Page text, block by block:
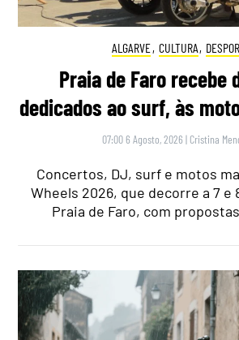
ALGARVE, CULTURA,
Praia de Faro recebe
dedicados ao surf, às
07:00 6 Agosto, 2026 | Cristina
Concertos, DJ, surf e motos
Wheels 2026, que decorre a 7 e
Praia de Faro, com